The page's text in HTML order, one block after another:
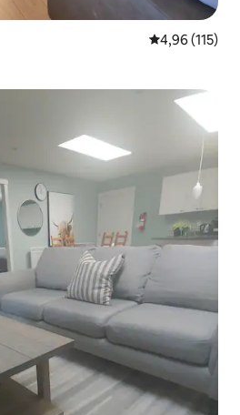
Průměrné
4,96 (115)